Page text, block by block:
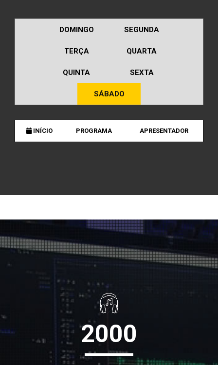
DOMINGO SEGUNDA
TERÇA QUARTA
QUINTA SEXTA
SÁBADO
INÍCIO PROGRAMA APRESENTADOR
2000